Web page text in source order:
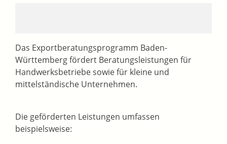
Das Exportberatungsprogramm Baden-
Württemberg fördert Beratungsleistungen für
Handwerksbetriebe sowie für kleine und
mittelständische Unternehmen.
Die geförderten Leistungen umfassen
beispielsweise: